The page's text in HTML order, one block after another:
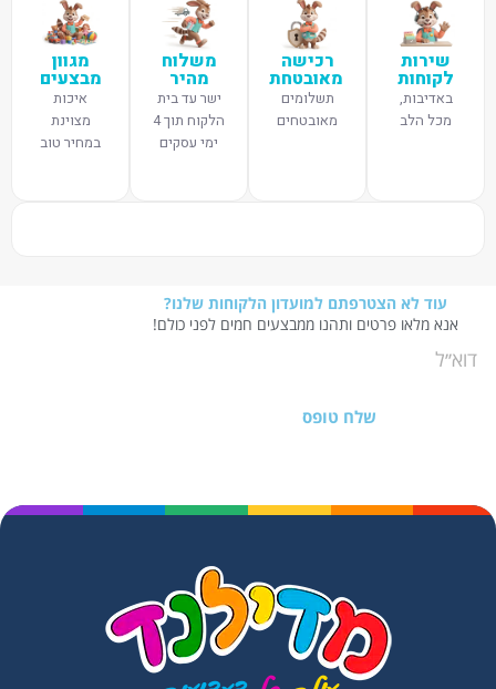
שירות
לקוחות
באדיבות,
מכל הלב
רכישה
מאובטחת
תשלומים
מאובטחים
משלוח
מהיר
ישר עד בית
הלקוח תוך 4
ימי עסקים
מגוון
מבצעים
איכות
מצוינת
במחיר טוב
עוד לא הצטרפתם למועדון הלקוחות שלנו?
אנא מלאו פרטים ותהנו ממבצעים חמים לפני כולם!
שלח טופס